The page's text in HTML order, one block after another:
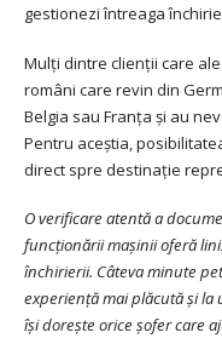
gestionezi întreaga
Mulți dintre clienții care
români care revin din
Belgia sau Franța și au
Pentru aceștia,
direct spre destinație
O verificare atentă a
funcționării mașinii oferă
închirierii. Câteva minute
experiență mai plăcută și la
își dorește orice șofer care